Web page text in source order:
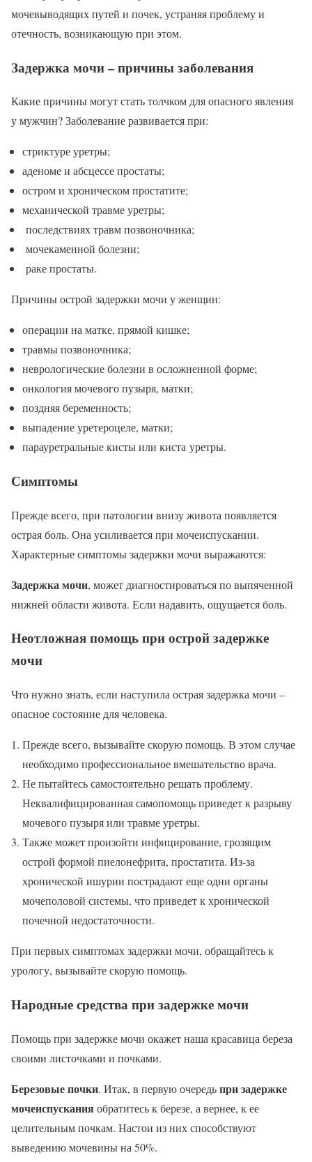
мочевыводящих путей и почек, устраняя проблему и
отечность, возникающую при этом.
Задержка мочи – причины заболевания
Какие причины могут стать толчком для опасного явления
у мужчин? Заболевание развивается при:
стриктуре уретры;
аденоме и абсцессе простаты;
остром и хроническом простатите;
механической травме уретры;
последствиях травм позвоночника;
мочекаменной болезни;
раке простаты.
Причины острой задержки мочи у женщин:
операции на матке, прямой кишке;
травмы позвоночника;
неврологические болезни в осложненной форме;
онкология мочевого пузыря, матки;
поздняя беременность;
выпадение уретероцеле, матки;
парауретральные кисты или киста уретры.
Симптомы
Прежде всего, при патологии внизу живота появляется
острая боль. Она усиливается при мочеиспускании.
Характерные симптомы задержки мочи выражаются:
Задержка мочи, может диагностироваться по выпяченной
нижней области живота. Если надавить, ощущается боль.
Неотложная помощь при острой задержке
мочи
Что нужно знать, если наступила острая задержка мочи –
опасное состояние для человека.
Прежде всего, вызывайте скорую помощь. В этом случае
необходимо профессиональное вмешательство врача.
Не пытайтесь самостоятельно решать проблему.
Неквалифицированная самопомощь приведет к разрыву
мочевого пузыря или травме уретры.
Также может произойти инфицирование, грозящим
острой формой пиелонефрита, простатита. Из-за
хронической ишурии пострадают еще одни органы
мочеполовой системы, что приведет к хронической
почечной недостаточности.
При первых симптомах задержки мочи, обращайтесь к
урологу, вызывайте скорую помощь.
Народные средства при задержке мочи
Помощь при задержке мочи окажет наша красавица береза
своими листочками и почками.
Березовые почки. Итак, в первую очередьпри задержке
мочеиспусканияобратитесь к березе, а вернее, к ее
целительным почкам. Настои из них способствуют
выведению мочевины на 50%.